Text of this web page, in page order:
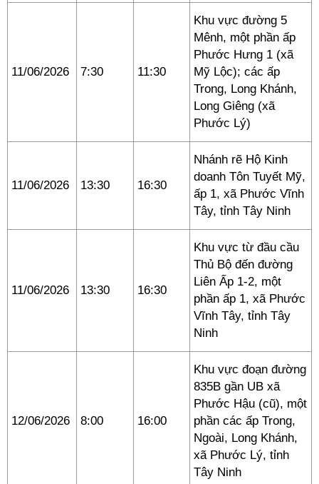
11/06/2026 7:30 11:30
Khu vực đường 5
Mênh, một phần ấp
Phước Hưng 1 (xã
Mỹ Lộc); các ấp
Trong, Long Khánh,
Long Giêng (xã
Phước Lý)
11/06/2026 13:30 16:30
Nhánh rẽ Hộ Kinh
doanh Tôn Tuyết Mỹ,
ấp 1, xã Phước Vĩnh
Tây, tỉnh Tây Ninh
11/06/2026 13:30 16:30
Khu vực từ đầu cầu
Thủ Bộ đến đường
Liên Ấp 1-2, một
phần ấp 1, xã Phước
Vĩnh Tây, tỉnh Tây
Ninh
12/06/2026 8:00 16:00
Khu vực đoạn đường
835B gần UB xã
Phước Hậu (cũ), một
phần các ấp Trong,
Ngoài, Long Khánh,
xã Phước Lý, tỉnh
Tây Ninh